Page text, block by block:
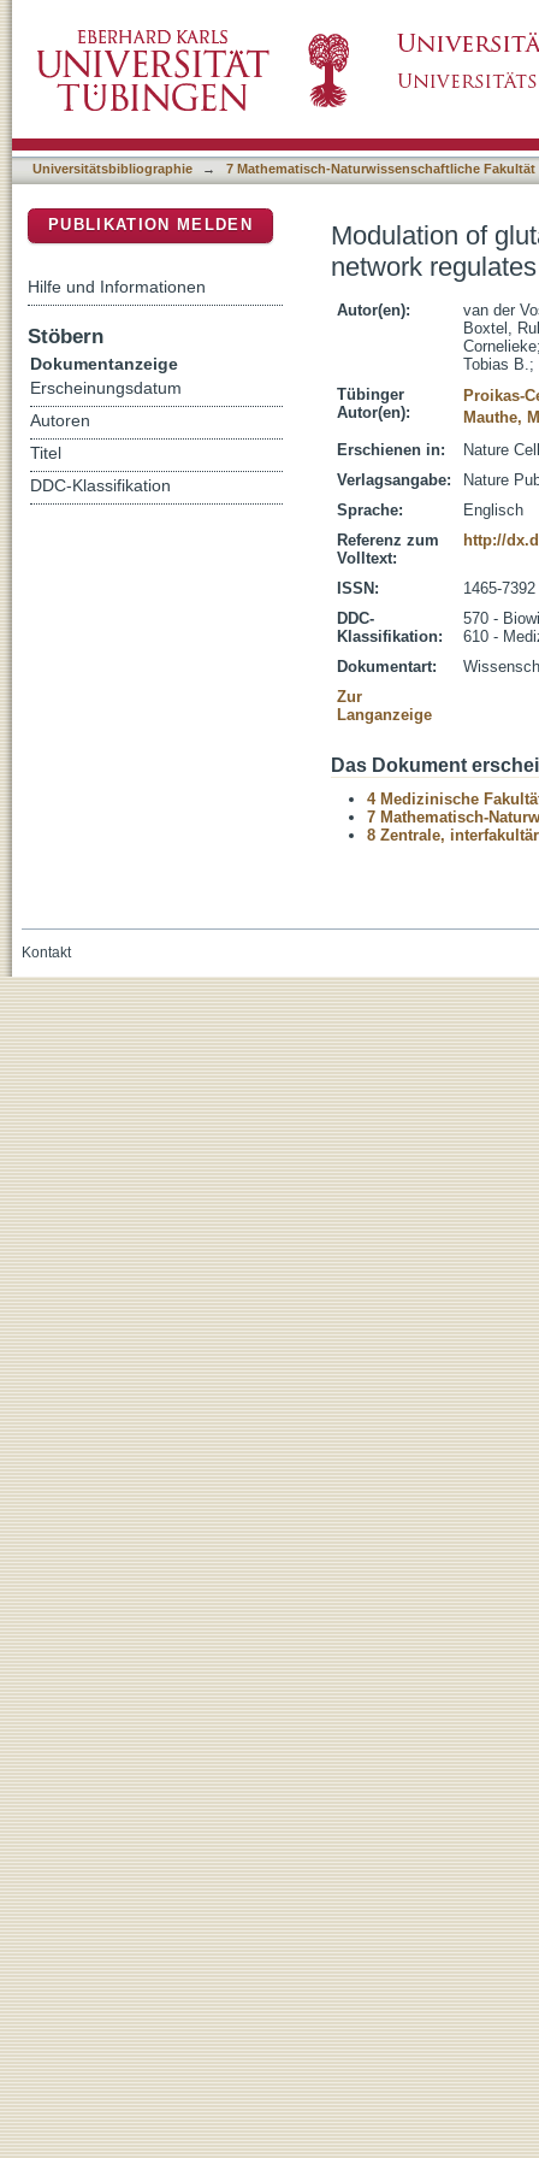
Universitätsbibliographie → 7 Mathematisch-Naturwissenschaftliche Fakultät
Modulation of
network
Autor(en):
van der
Boxtel,
Cornelieke
Tobias B.;
Tübinger
Autor(en):
Proikas-
Mauthe,
Erschienen in:
Nature
Verlagsangabe:
Nature
Sprache:
Englisch
Referenz zum
Volltext:
http://
ISSN:
1465-7392
DDC-
Klassifikation:
570 -
610 -
Dokumentart:
Zur
Langanzeige
Das Dokument
4 Medizinische
7 Mathematisch-
8 Zentrale,
PUBLIKATION MELDEN
Hilfe und Informationen
Stöbern
Dokumentanzeige
Erscheinungsdatum
Autoren
Titel
DDC-Klassifikation
Kontakt